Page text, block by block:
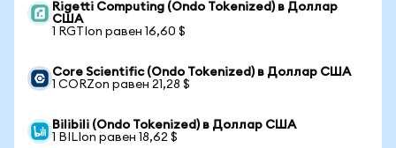
Rigetti Computing (Ondo Tokenized) в Доллар
США
1 RGTIon равен 16,60 $
Core Scientific (Ondo Tokenized) в Доллар США
1 CORZon равен 21,28 $
Bilibili (Ondo Tokenized) в Доллар США
1 BILIon равен 18,62 $